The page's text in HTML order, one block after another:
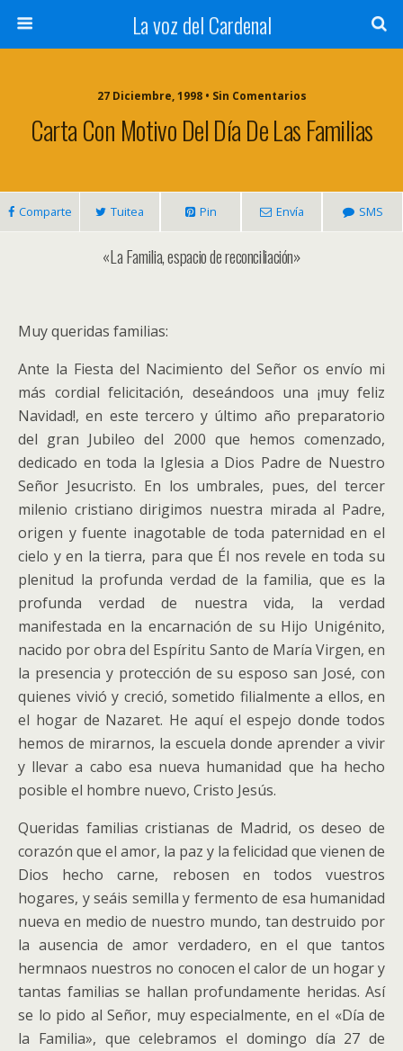
La voz del Cardenal
27 Diciembre, 1998 • Sin Comentarios
Carta Con Motivo Del Día De Las Familias
Comparte Tuitea Pin Envía SMS
«La Familia, espacio de reconciliación»
Muy queridas familias:
Ante la Fiesta del Nacimiento del Señor os envío mi
más cordial felicitación, deseándoos una ¡muy feliz
Navidad!, en este tercero y último año preparatorio
del gran Jubileo del 2000 que hemos comenzado,
dedicado en toda la Iglesia a Dios Padre de Nuestro
Señor Jesucristo. En los umbrales, pues, del tercer
milenio cristiano dirigimos nuestra mirada al Padre,
origen y fuente inagotable de toda paternidad en el
cielo y en la tierra, para que Él nos revele en toda su
plenitud la profunda verdad de la familia, que es la
profunda verdad de nuestra vida, la verdad
manifestada en la encarnación de su Hijo Unigénito,
nacido por obra del Espíritu Santo de María Virgen, en
la presencia y protección de su esposo san José, con
quienes vivió y creció, sometido filialmente a ellos, en
el hogar de Nazaret. He aquí el espejo donde todos
hemos de mirarnos, la escuela donde aprender a vivir
y llevar a cabo esa nueva humanidad que ha hecho
posible el hombre nuevo, Cristo Jesús.
Queridas familias cristianas de Madrid, os deseo de
corazón que el amor, la paz y la felicidad que vienen de
Dios hecho carne, rebosen en todos vuestros
hogares, y seáis semilla y fermento de esa humanidad
nueva en medio de nuestro mundo, tan destruido por
la ausencia de amor verdadero, en el que tantos
hermnaos nuestros no conocen el calor de un hogar y
tantas familias se hallan profundamente heridas. Así
se lo pido al Señor, muy especialmente, en el «Día de
la Familia», que celebramos el domingo día 27 de